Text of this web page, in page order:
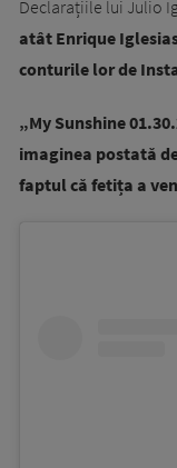
Declarațiile lui Julio
atât Enrique
conturile lor de
„My Sunshine
imaginea postată
faptul că fetița a